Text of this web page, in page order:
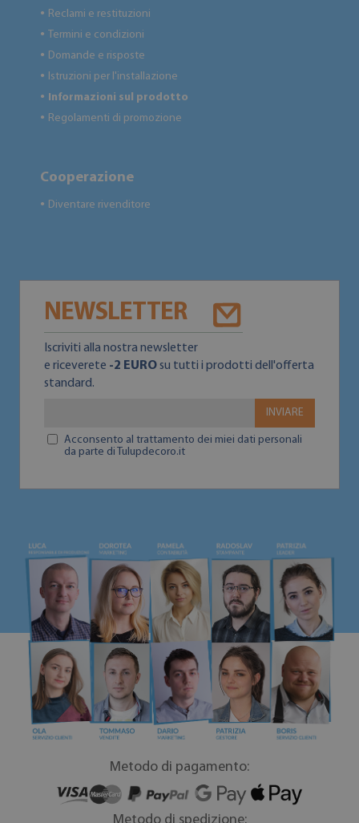
● Reclami e restituzioni
● Termini e condizioni
● Domande e risposte
● Istruzioni per l'installazione
● Informazioni sul prodotto
● Regolamenti di promozione
Cooperazione
● Diventare rivenditore
NEWSLETTER
Iscriviti alla nostra newsletter
e riceverete -2 EUROsu tutti i prodotti dell'offerta
standard.
INVIARE
Acconsento al trattamento dei miei dati personali
da parte di Tulupdecoro.it
Metodo di pagamento: